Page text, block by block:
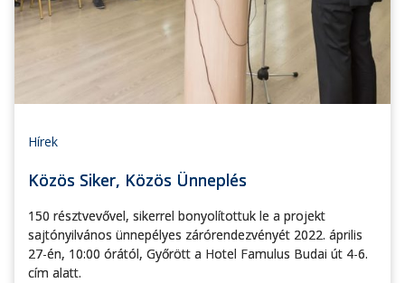
Hírek
Közös Siker, Közös Ünneplés
150 résztvevővel, sikerrel bonyolítottuk le a projekt
sajtónyilvános ünnepélyes zárórendezvényét 2022. április
27-én, 10:00 órától, Győrött a Hotel Famulus Budai út 4-6.
cím alatt.